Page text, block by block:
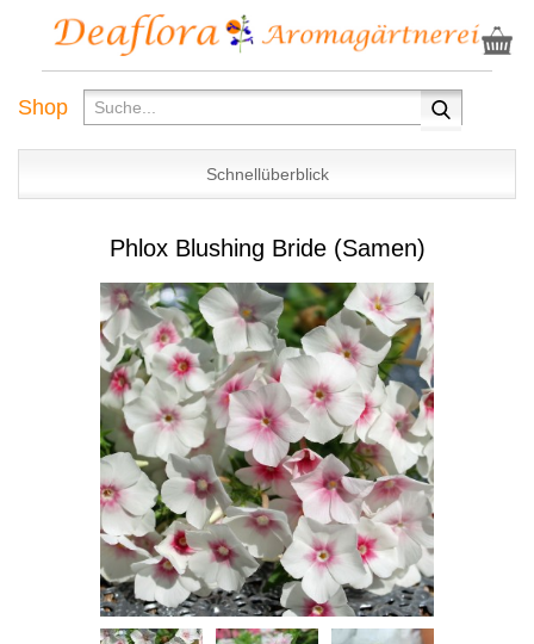
Shop
Schnellüberblick
Phlox Blushing Bride (Samen)